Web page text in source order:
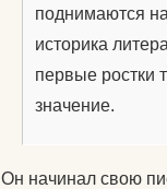
поднимаются
историка
первые ростки
значение.
Он начинал свою